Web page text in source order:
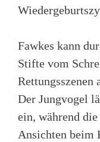
Fawkes kann
Stifte vom
Rettungsszenen
Der Jungvogel
ein, während
Ansichten beim